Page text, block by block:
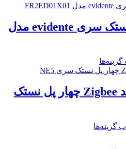
کاور بارانی IP44 نستک سری evidente مدل
گزینه‌ها
کلید لمسی هوشمند Zigbee چهار پل نستک
گزینه‌ها